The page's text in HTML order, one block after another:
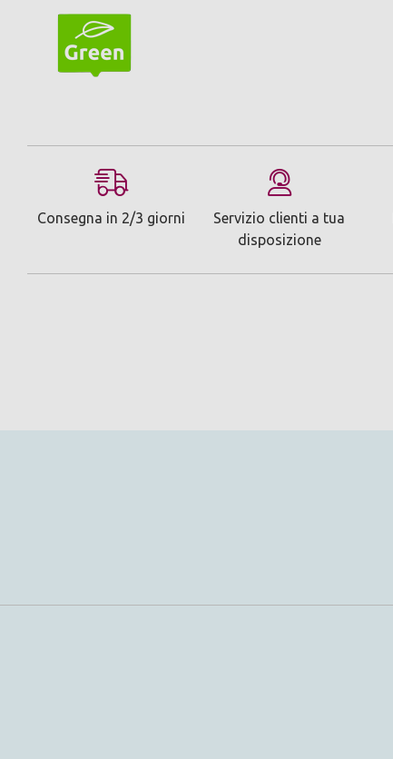
Consegna in 2/3 giorni
Servizio clienti a tua
disposizione